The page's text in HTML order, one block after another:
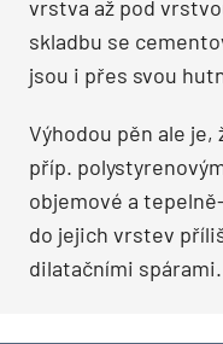
vrstva až pod
skladbu se
jsou i přes svou
Výhodou pěn ale je,
příp.
objemové a
do jejich vrstev
dilatačními spárami.